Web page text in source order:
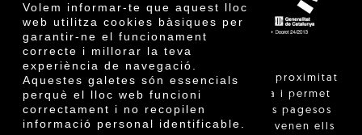
Volem informar-te que aquest lloc
web utilitza cookies bàsiques per
garantir-ne el funcionament
correcte i millorar la teva
experiència de navegació.
Aquestes galetes són essencials
perquè el lloc web funcioni
correctament i no recopilen
informació personal identificable.
"La venda de proximitat
està regulada i permet
identificar els pagesos
catalans que venen ells